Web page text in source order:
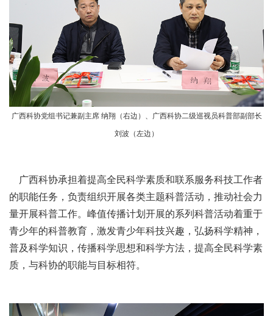
广西科协党组书记兼副主席 纳翔（右边）、广西科协二级巡视员科普部副部长
刘波（左边）
广西科协承担着提高全民科学素质和联系服务科技工作者
的职能任务，负责组织开展各类主题科普活动，推动社会力
量开展科普工作。峰值传播计划开展的系列科普活动着重于
青少年的科普教育，激发青少年科技兴趣，弘扬科学精神，
普及科学知识，传播科学思想和科学方法，提高全民科学素
质，与科协的职能与目标相符。